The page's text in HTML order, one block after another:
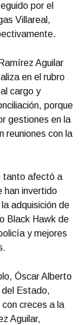
por el
Villareal,
Aguilar
en el rubro
cargo y
porque
gestiones en la
reuniones con la
tanto afectó a
han invertido
adquisición de
Black Hawk de
y mejores
Óscar Alberto
del Estado,
creces a la
Aguilar,